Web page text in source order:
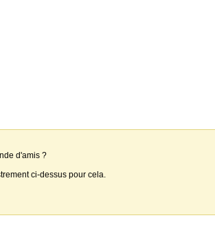
d'amis ?
ci-dessus pour cela.